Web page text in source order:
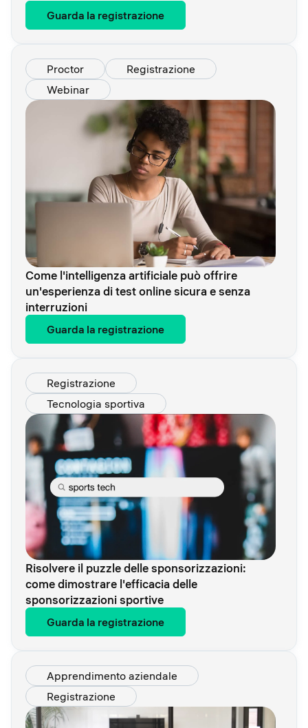
Guarda la registrazione
Proctor
Registrazione
Webinar
Come l'intelligenza artificiale può offrire
un'esperienza di test online sicura e senza
interruzioni
Guarda la registrazione
Registrazione
Tecnologia sportiva
Risolvere il puzzle delle sponsorizzazioni:
come dimostrare l'efficacia delle
sponsorizzazioni sportive
Guarda la registrazione
Apprendimento aziendale
Registrazione